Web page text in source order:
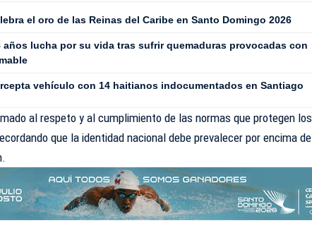
el oro de las Reinas del Caribe en Santo Domingo 2026
años lucha por su vida tras sufrir quemaduras provocadas con
vehículo con 14 haitianos indocumentados en Santiago
al respeto y al cumplimiento de las normas que protegen los
que la identidad nacional debe prevalecer por encima de